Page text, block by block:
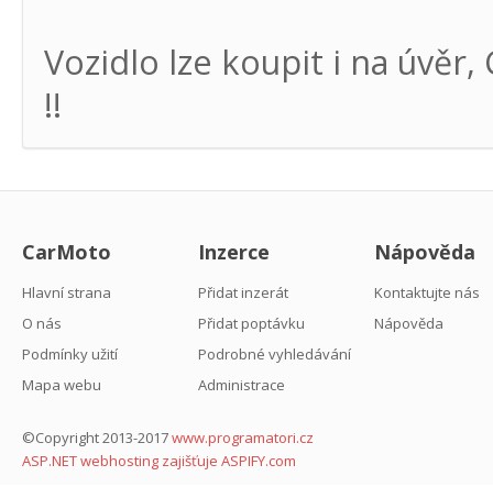
Vozidlo lze koupit i na úvěr,
!!
CarMoto
Hlavní strana
O nás
Podmínky užití
Mapa webu
©Copyright 2013-2017www.programatori.cz
ASP.NET webhosting zajišťuje ASPIFY.com
Inzerce
Přidat inzerát
Přidat poptávku
Podrobné vyhledávání
Administrace
Nápověda
Kontaktujte nás
Nápověda